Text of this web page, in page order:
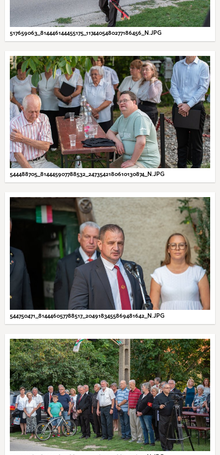
517659063_814446144455175_1174405480277186456_N.JPG
544488705_814445907788532_2473542180610130874_N.JPG
544750471_814446057788517_2049183455869481642_N.JPG